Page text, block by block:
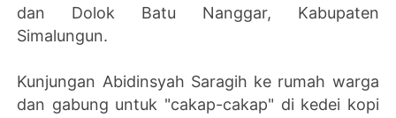
dan Dolok Batu Nanggar, Kabupaten
Simalungun.
Kunjungan Abidinsyah Saragih ke rumah warga
dan gabung untuk "cakap-cakap" di kedei kopi